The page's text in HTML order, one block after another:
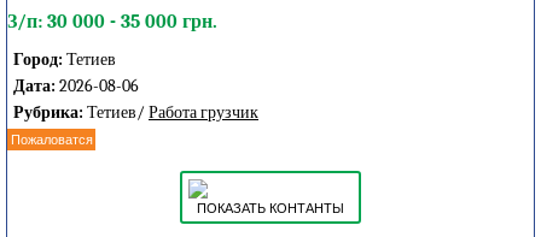
З/п: 30 000 - 35 000 грн.
Город: Тетиев
Дата: 2026-08-06
Рубрика: Тетиев/ Работа грузчик
Пожаловатся
ПОКАЗАТЬ КОНТАНТЫ